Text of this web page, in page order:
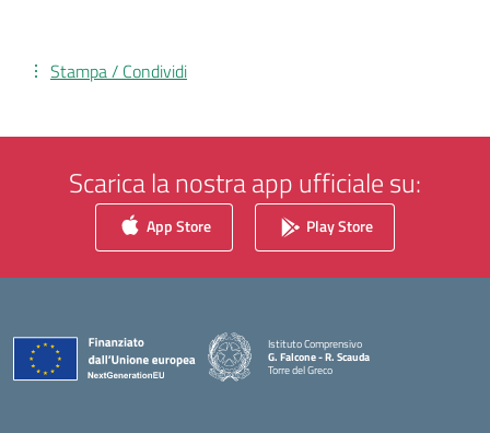
Stampa / Condividi
Scarica la nostra app ufficiale su:
App Store Play Store
Istituto Comprensivo
G. Falcone - R. Scauda
Torre del Greco